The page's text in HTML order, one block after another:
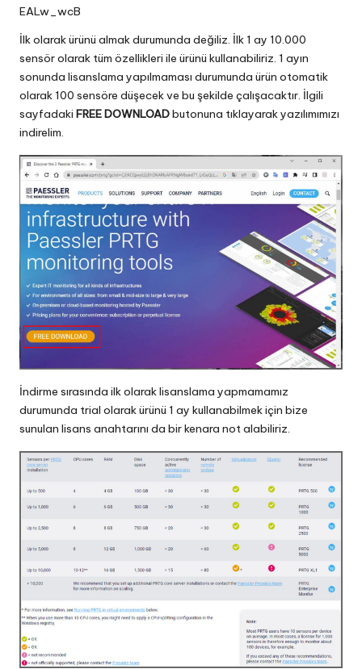
EALw_wcB
İlk olarak ürünü almak durumunda değiliz. İlk 1 ay 10.000
sensör olarak tüm özellikleri ile ürünü kullanabiliriz. 1 ayın
sonunda lisanslama yapılmaması durumunda ürün otomatik
olarak 100 sensöre düşecek ve bu şekilde çalışacaktır. İlgili
sayfadaki FREE DOWNLOADbutonuna tıklayarak yazılımımızı
indirelim.
İndirme sırasında ilk olarak lisanslama yapmamamız
durumunda trial olarak ürünü 1 ay kullanabilmek için bize
sunulan lisans anahtarını da bir kenara not alabiliriz.